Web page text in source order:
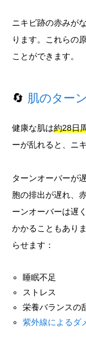
ニキビ跡の赤みが
ります。これらの
ことができます。
🔄 肌のター
健康な肌は約28日
ーが乱れると、ニ
ターンオーバーが
胞の排出が遅れ、
ーンオーバーは遅
かかることもあり
らせます：
睡眠不足
ストレス
栄養バランスの
紫外線によるダ